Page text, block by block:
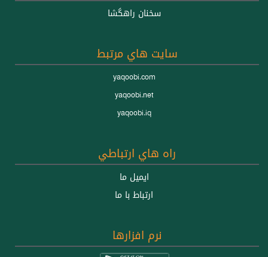
سخنان راهگشا
سايت هاي مرتبط
yaqoobi.com
yaqoobi.net
yaqoobi.iq
راه هاي ارتباطي
ايميل ما
ارتباط با ما
نرم افزارها